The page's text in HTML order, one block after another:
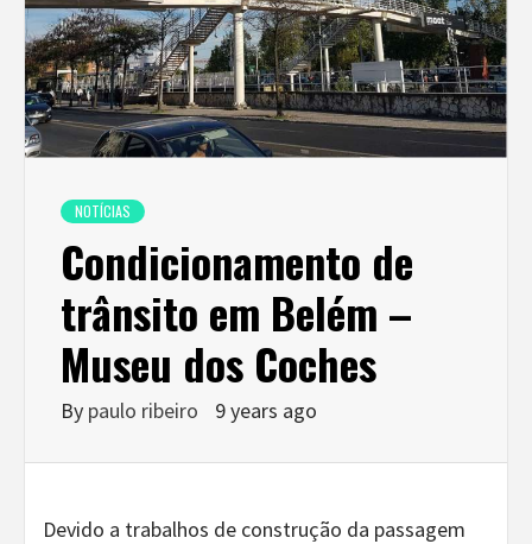
NOTÍCIAS
Condicionamento de
trânsito em Belém –
Museu dos Coches
By paulo ribeiro 9 years ago
Devido a trabalhos de construção da passagem